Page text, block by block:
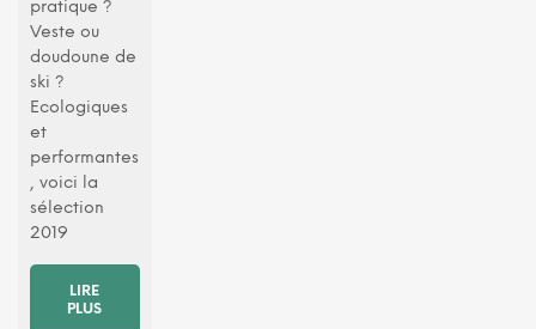
pratique ?
Veste ou
doudoune de
ski ?
Ecologiques
et
performantes
, voici la
sélection
2019
LIRE
PLUS